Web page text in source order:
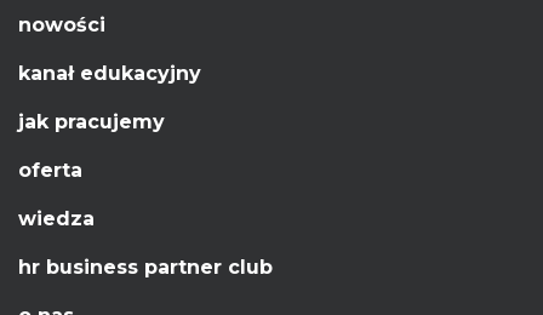
nowości
kanał edukacyjny
jak pracujemy
oferta
wiedza
hr business partner club